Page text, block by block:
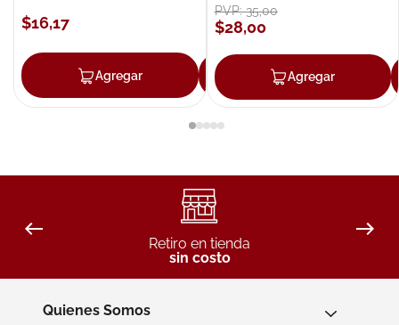
$16,17
Agregar Agregar
PVP:35,00
$28,00
Agregar
Retiro en tienda
sin costo
Quienes Somos